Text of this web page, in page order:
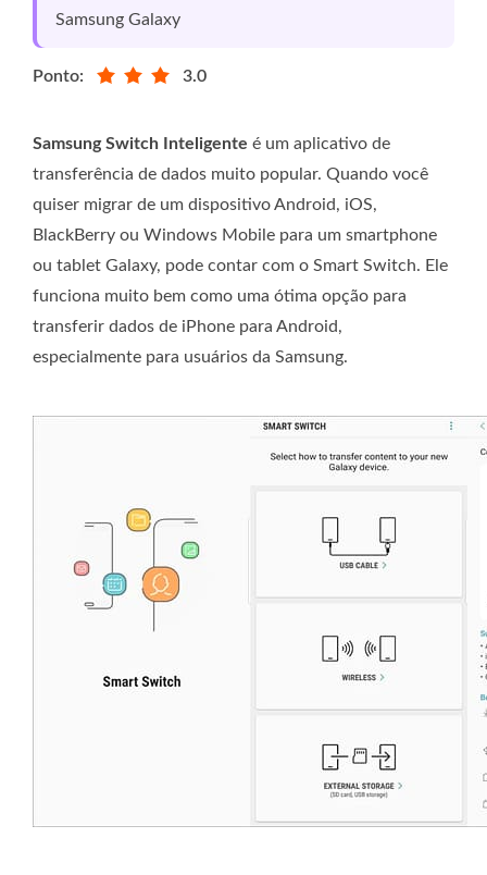
Samsung Galaxy
Ponto: 3.0
Samsung Switch Inteligente é um aplicativo de
transferência de dados muito popular. Quando você
quiser migrar de um dispositivo Android, iOS,
BlackBerry ou Windows Mobile para um smartphone
ou tablet Galaxy, pode contar com o Smart Switch. Ele
funciona muito bem como uma ótima opção para
transferir dados de iPhone para Android,
especialmente para usuários da Samsung.